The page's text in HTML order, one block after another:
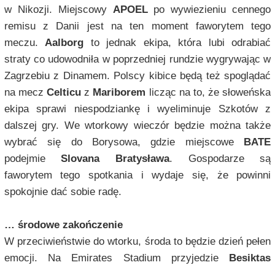
w Nikozji. Miejscowy APOELpo wywiezieniu cennego
remisu z Danii jest na ten moment faworytem tego
meczu.Aalborg to jednak ekipa, która lubi odrabiać
straty co udowodniła w poprzedniej rundzie wygrywając w
Zagrzebiu z Dinamem. Polscy kibice będą też spoglądać
na meczCelticu z Mariborem licząc na to, że słoweńska
ekipa sprawi niespodziankę i wyeliminuje Szkotów z
dalszej gry. We wtorkowy wieczór będzie można także
wybrać się do Borysowa, gdzie miejscowe
BATE
podejmieSlovana Bratysława. Gospodarze są
faworytem tego spotkania i wydaje się, że powinni
spokojnie dać sobie radę.
… środowe zakończenie
W przeciwieństwie do wtorku, środa to będzie dzień pełen
emocji. Na Emirates Stadium przyjedzie
Besiktas